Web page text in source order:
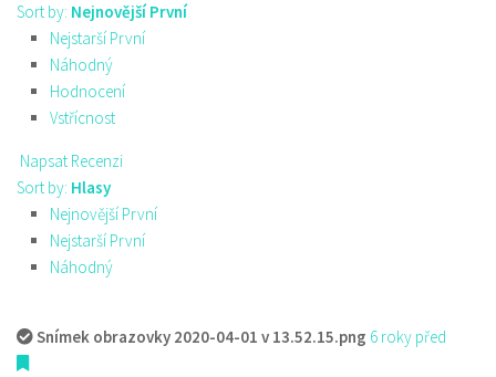
Sort by: Nejnovější První
Nejstarší První
Náhodný
Hodnocení
Vstřícnost
Napsat Recenzi
Sort by: Hlasy
Nejnovější První
Nejstarší První
Náhodný
Snímek obrazovky 2020-04-01 v 13.52.15.png 6 roky před